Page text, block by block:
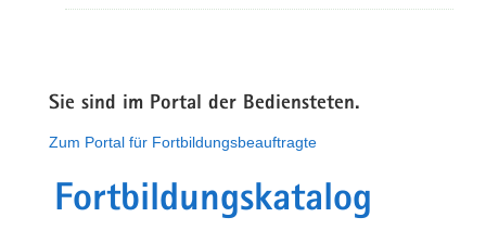
Sie sind im Portal der Bediensteten.
Zum Portal für Fortbildungsbeauftragte
Fortbildungskatalog